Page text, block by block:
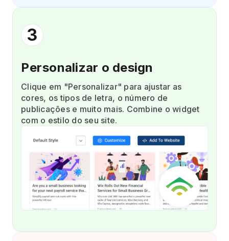
3
Personalizar o design
Clique em "Personalizar" para ajustar as
cores, os tipos de letra, o número de
publicações e muito mais. Combine o widget
com o estilo do seu site.